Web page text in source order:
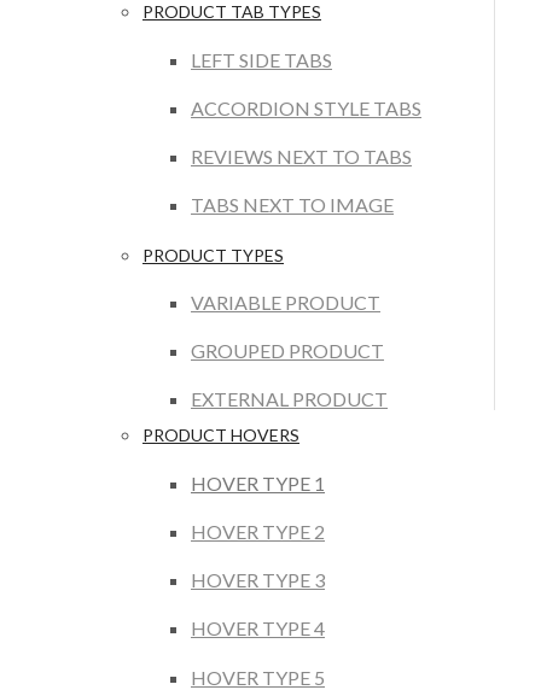
PRODUCT TAB TYPES
LEFT SIDE TABS
ACCORDION STYLE TABS
REVIEWS NEXT TO TABS
TABS NEXT TO IMAGE
PRODUCT TYPES
VARIABLE PRODUCT
GROUPED PRODUCT
EXTERNAL PRODUCT
PRODUCT HOVERS
HOVER TYPE 1
HOVER TYPE 2
HOVER TYPE 3
HOVER TYPE 4
HOVER TYPE 5